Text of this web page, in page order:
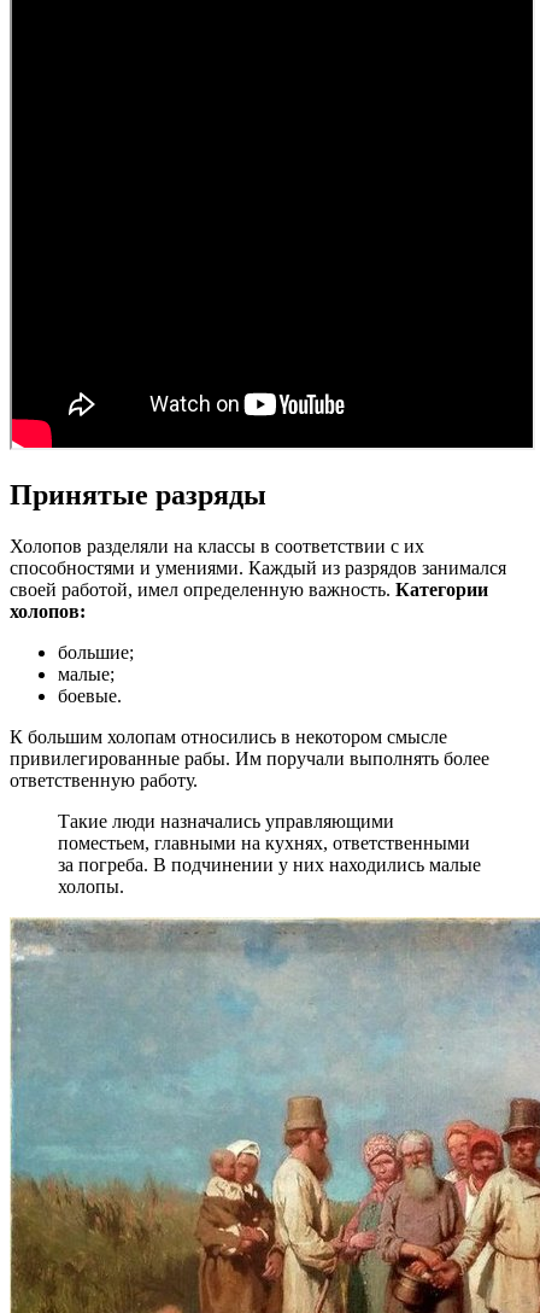
Принятые разряды
Холопов разделяли на классы в соответствии с их
способностями и умениями. Каждый из разрядов занимался
своей работой, имел определенную важность. Категории
холопов:
большие;
малые;
боевые.
К большим холопам относились в некотором смысле
привилегированные рабы. Им поручали выполнять более
ответственную работу.
Такие люди назначались управляющими
поместьем, главными на кухнях, ответственными
за погреба. В подчинении у них находились малые
холопы.